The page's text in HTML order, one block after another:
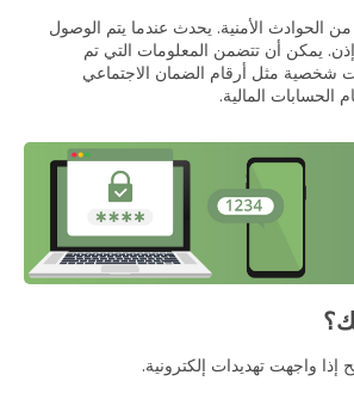
الحوادث الأمنية. يحدث عندما يتم الوصول
يمكن أن تتضمن المعلومات التي تم
شخصية مثل أرقام الضمان الاجتماعي
الحسابات المالية.
إذا واجهت تهديدات إلكترونية.